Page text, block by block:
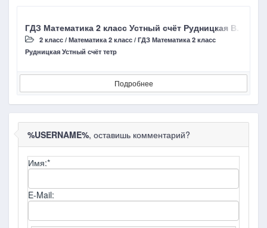
ГДЗ Математика 2 класс Устный счёт Рудницкая В. Н.
2 класс / Математика 2 класс / ГДЗ Математика 2 класс
Рудницкая Устный счёт тетр
Подробнее
%USERNAME%, оставишь комментарий?
Имя:*
E-Mail: